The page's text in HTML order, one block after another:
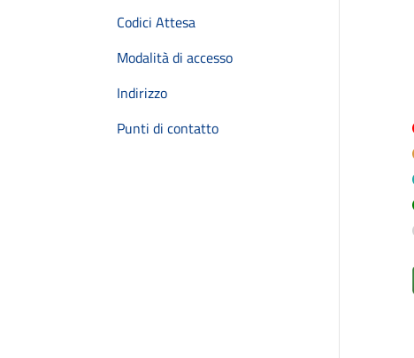
Codici Attesa
Modalità di accesso
Indirizzo
Punti di contatto